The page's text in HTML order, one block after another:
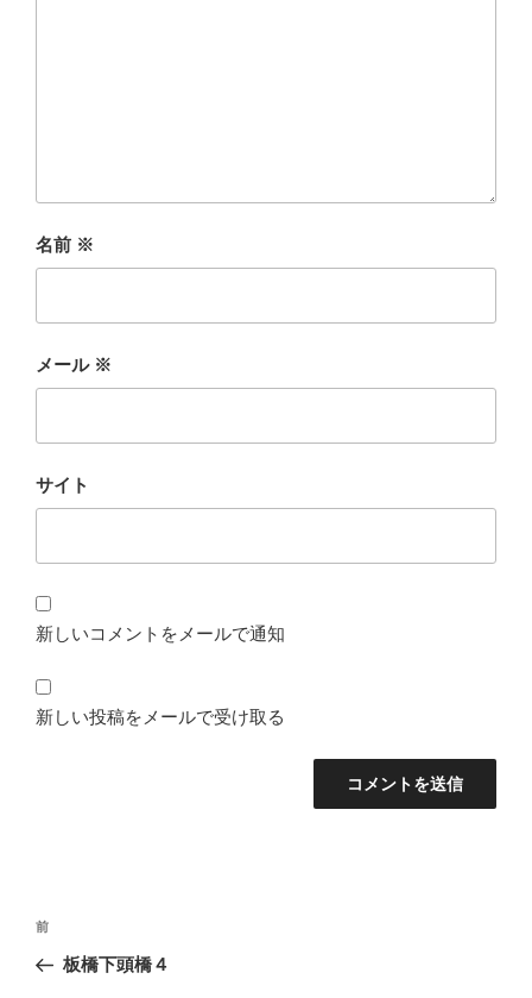
名前 ※
メール ※
サイト
新しいコメントをメールで通知
新しい投稿をメールで受け取る
投
ナ
前
の
前
板橋下頭橋４